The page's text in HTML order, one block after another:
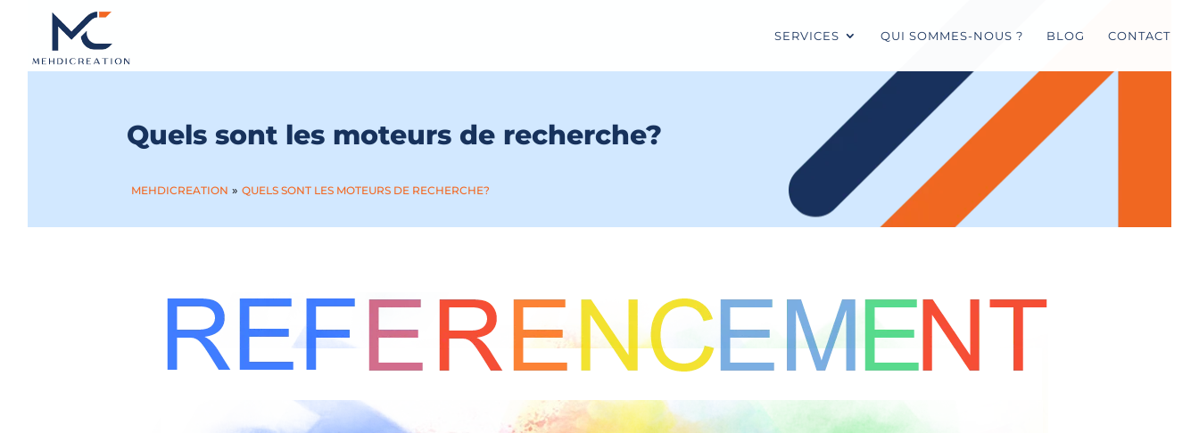
SERVICES QUI SOMMES-NOUS ? BLOG CONTACT
Quels sont les moteurs de recherche?
MEHDICREATION » QUELS SONT LES MOTEURS DE RECHERCHE?